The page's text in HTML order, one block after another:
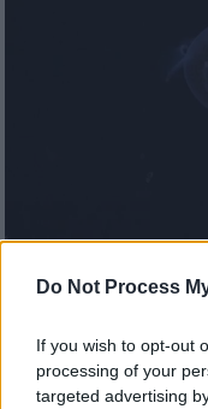
Do Not Process
If you wish to opt-out
processing of your
targeted advertising
Κολοσσιαίο καλαμάρι